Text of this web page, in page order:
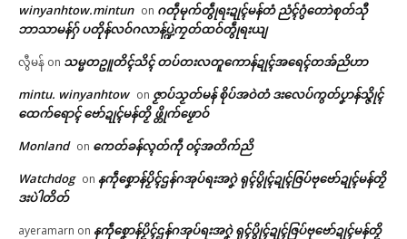
winyanhtow.mintun on ဂတဵုမုက်တွဵုရးဍုၚ်မန်တံ ညံၚ်ဂွံတောဲစုတ်သီု
ဘာသာမန်ဂှ် ပတိုန်လဝ်ဂလာန်ပ္ဍဲကၠတ်ထဝ်တွဵုရးယျ
လွီမန် on သမ္မတဥူတိၚ်သိၚ် တပ်တးလတူကောန်ဍုၚ်အရေၚ်တအ်ညိဟာ
mintu. winyanhtow on ဇၟာပ်သၟတ်မန် စိုပ်အဝဲတံ ဒးလေပ်ကွတ်ပၞာန်သ္ဇိုၚ်
ထေက်ရောၚ် ဗော်ဍုၚ်မန်တၟိ ဖ္တိုက်ဖၟောဝ်
Monland on ကေတ်ခန်လ္ၚတ်ကဵု ၀ၚ်အတိက်ညိ
Watchdog on နကဵုစၞောန်ပၟိၚ်ဌန်ဂအုပ်ရးအဂၞဲ ရုၚ်ပွိုၚ်ဍုၚ်ဇြပ်ဗုဗော်ဍုၚ်မန်တၟိ
ဒးပဲါတိတ်
ayeramarn on နကဵုစၞောန်ပၟိၚ်ဌန်ဂအုပ်ရးအဂၞဲ ရုၚ်ပွိုၚ်ဍုၚ်ဇြပ်ဗုဗော်ဍုၚ်မန်တၟိ